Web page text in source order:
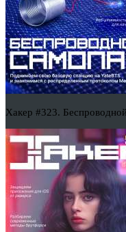
Хакер #323.